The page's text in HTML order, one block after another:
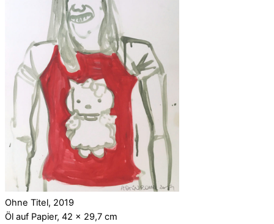
Ohne Titel, 2019
Öl auf Papier, 42 x 29,7 cm